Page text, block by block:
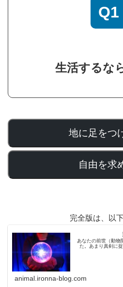
Q1
生活するな
地に足をつ
自由を求
完全版は、以
あなたの前世（動物
た。あまり真剣に
animal.ironna-blog.com